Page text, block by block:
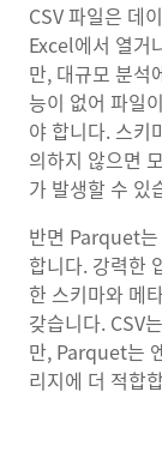
CSV 파일은 데
Excel에서 열거
만, 대규모 분석
능이 없어 파일
야 합니다. 스키
의하지 않으면
가 발생할 수 있
반면 Parquet는
합니다. 강력한
한 스키마와 메
갖습니다. CSV
만, Parquet는
리지에 더 적합